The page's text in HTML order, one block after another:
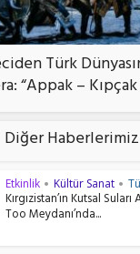
Türk
“Appak – Kıpçak
Diğer Haberlerimiz
Etkinlik • Kültür Sanat •
Kırgızistan’ın Kutsal Suları
Too Meydanı’nda...